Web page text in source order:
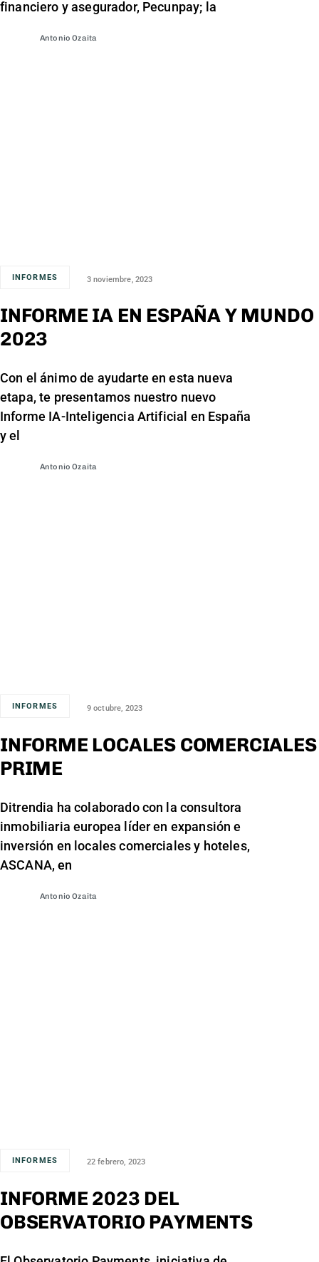
financiero y asegurador, Pecunpay; la
Antonio Ozaita
INFORMES 3 noviembre, 2023
INFORME IA EN ESPAÑA Y MUNDO
2023
Con el ánimo de ayudarte en esta nueva
etapa, te presentamos nuestro nuevo
Informe IA-Inteligencia Artificial en España
y el
Antonio Ozaita
INFORMES 9 octubre, 2023
INFORME LOCALES COMERCIALES
PRIME
Ditrendia ha colaborado con la consultora
inmobiliaria europea líder en expansión e
inversión en locales comerciales y hoteles,
ASCANA, en
Antonio Ozaita
INFORMES 22 febrero, 2023
INFORME 2023 DEL
OBSERVATORIO PAYMENTS